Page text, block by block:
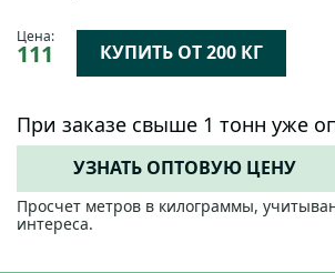
Цена:
111 КУПИТЬ ОТ 200 КГ
При заказе свыше 1 тонн уже
УЗНАТЬ ОПТОВУЮ ЦЕНУ
Просчет метров в килограммы,
интереса.